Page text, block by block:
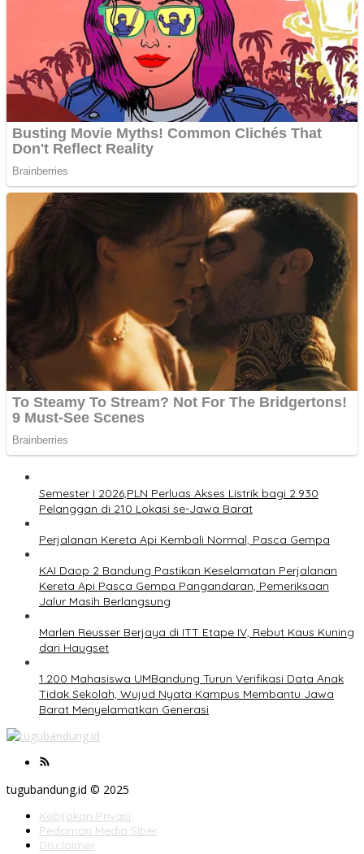
Semester I 2026,PLN Perluas Akses Listrik bagi 2.930
Pelanggan di 210 Lokasi se-Jawa Barat
Perjalanan Kereta Api Kembali Normal, Pasca Gempa
KAI Daop 2 Bandung Pastikan Keselamatan Perjalanan
Kereta Api Pasca Gempa Pangandaran, Pemeriksaan
Jalur Masih Berlangsung
Marlen Reusser Berjaya di ITT Etape IV, Rebut Kaus Kuning
dari Haugset
1.200 Mahasiswa UMBandung Turun Verifikasi Data Anak
Tidak Sekolah, Wujud Nyata Kampus Membantu Jawa
Barat Menyelamatkan Generasi
tugubandung.id © 2025
Kebijakan Privasi
Pedoman Media Siber
Disclaimer